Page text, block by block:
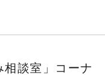
談室」コーナ